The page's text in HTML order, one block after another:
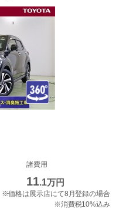
諸費用
11.1万円
※価格は展示店にて8月登録の場合
※消費税10%込み